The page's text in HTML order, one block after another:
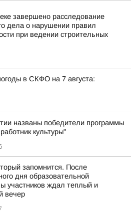
завершено расследование
дела о нарушении правил
при ведении строительных
в СКФО на 7 августа:
названы победители программы
культуры"
запомнится. После
дня образовательной
участников ждал теплый и
вечер